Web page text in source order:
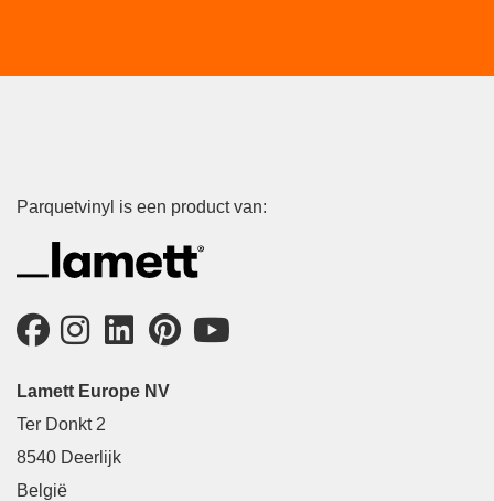
Parquetvinyl is een product van:
Lamett Europe NV
Ter Donkt 2
8540 Deerlijk
België